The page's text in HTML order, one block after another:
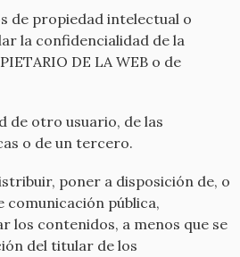
de propiedad intelectual o
la confidencialidad de la
DE LA WEB o de
de otro usuario, de las
o de un tercero.
poner a disposición de, o
pública,
contenidos, a menos que se
del titular de los